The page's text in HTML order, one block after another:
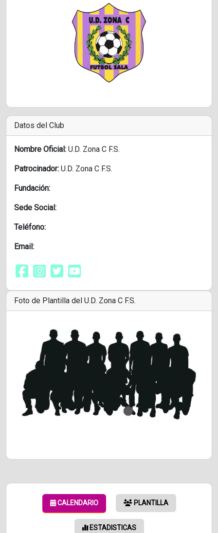
Datos del Club
Nombre Oficial: U.D. Zona C F.S.
Patrocinador: U.D. Zona C F.S.
Fundación:
Sede Social:
Teléfono:
Email:
Foto de Plantilla del U.D. Zona C F.S.
CALENDARIO PLANTILLA
ESTADISTICAS